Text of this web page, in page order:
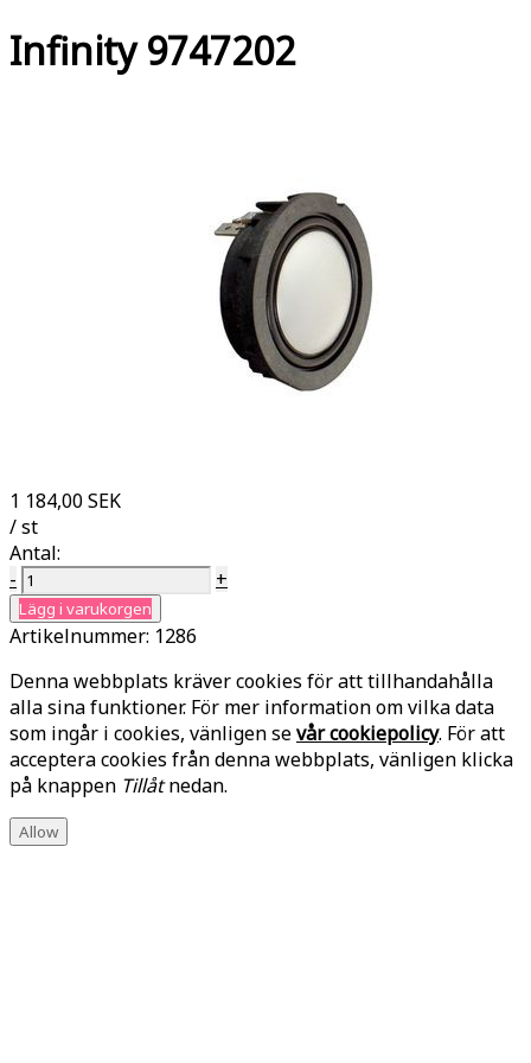
Infinity 9747202
1 184,00 SEK
/ st
Antal:
-
+
Lägg i varukorgen
Artikelnummer: 1286
Denna webbplats kräver cookies för att tillhandahålla
alla sina funktioner. För mer information om vilka data
som ingår i cookies, vänligen sevår cookiepolicy. För att
acceptera cookies från denna webbplats, vänligen klicka
på knappen Tillåtnedan.
Allow